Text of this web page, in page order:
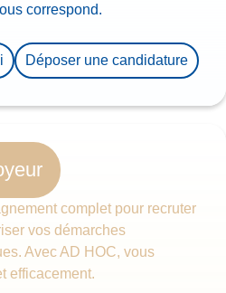
correspond.
Déposer une candidature
complet pour recruter
vos démarches
Avec AD HOC, vous
efficacement.